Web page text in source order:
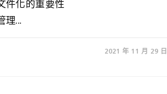
件化的重要性
理...
2021 年 11 月 29 日